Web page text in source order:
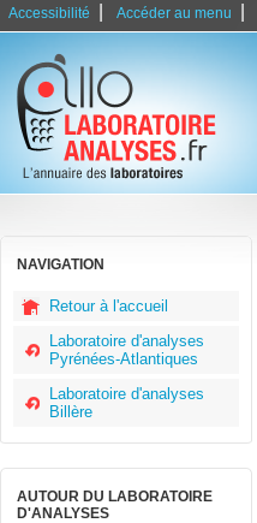
Accessibilité Accéder au menu
NAVIGATION
Retour à l'accueil
Laboratoire d'analyses
Pyrénées-Atlantiques
Laboratoire d'analyses
Billère
AUTOUR DU LABORATOIRE
D'ANALYSES